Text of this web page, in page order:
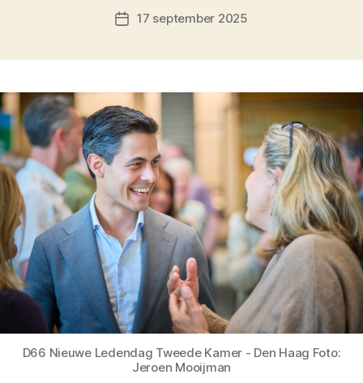
Berichtdatum
17 september 2025
D66 Nieuwe Ledendag Tweede Kamer - Den Haag Foto:
Jeroen Mooijman